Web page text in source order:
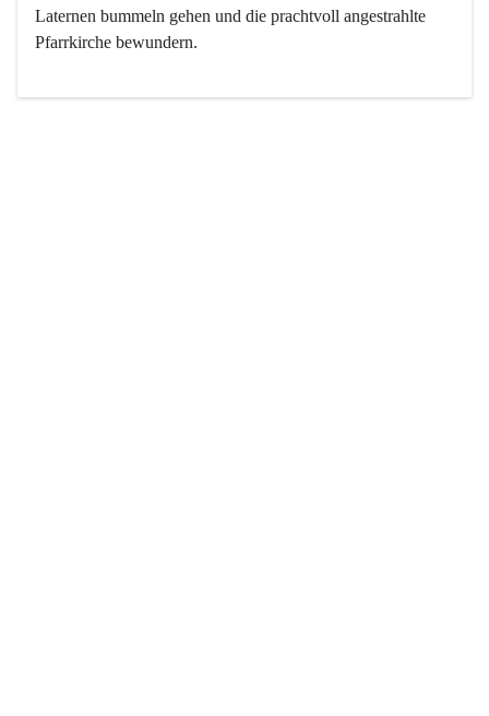
Laternen bummeln gehen und die prachtvoll angestrahlte
Pfarrkirche bewundern.
Der Weinbau dominert heute nicht mehr, ist aber integrativer